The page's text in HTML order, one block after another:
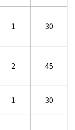
1 30
2 45
1 30